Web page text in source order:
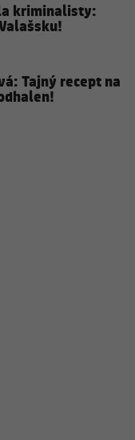
kriminalisty:
Tajný recept na